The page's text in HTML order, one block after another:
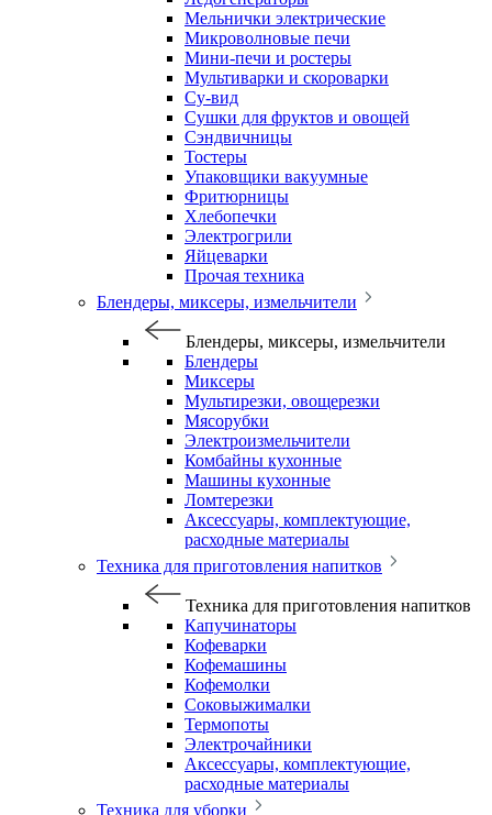
Мельнички электрические
Микроволновые печи
Мини-печи и ростеры
Мультиварки и скороварки
Су-вид
Сушки для фруктов и овощей
Сэндвичницы
Тостеры
Упаковщики вакуумные
Фритюрницы
Хлебопечки
Электрогрили
Яйцеварки
Прочая техника
Блендеры, миксеры, измельчители
Блендеры, миксеры, измельчители
Блендеры
Миксеры
Мультирезки, овощерезки
Мясорубки
Электроизмельчители
Комбайны кухонные
Машины кухонные
Ломтерезки
Аксессуары, комплектующие,
расходные материалы
Техника для приготовления напитков
Техника для приготовления напитков
Капучинаторы
Кофеварки
Кофемашины
Кофемолки
Соковыжималки
Термопоты
Электрочайники
Аксессуары, комплектующие,
расходные материалы
Техника для уборки